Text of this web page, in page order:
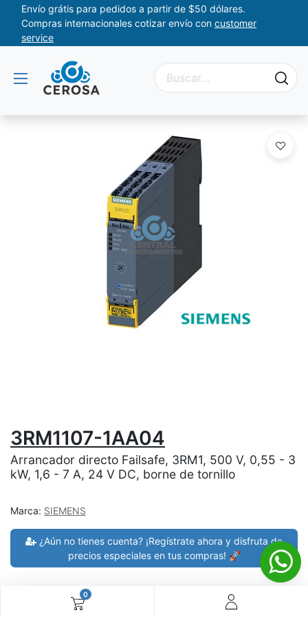
0
Envío grátis para pedidos a partir de $50 dólares.
Compras internacionales cotizar envío con customer
service
3RM1107-1AA04
Arrancador directo Failsafe, 3RM1, 500 V, 0,55 - 3
kW, 1,6 - 7 A, 24 V DC, borne de tornillo
Marca: SIEMENS
¿Aún no tienes cuenta? ¡Regístrate ahora y disfruta de
precios especiales en tus compras! 🚀
30 días de devolución